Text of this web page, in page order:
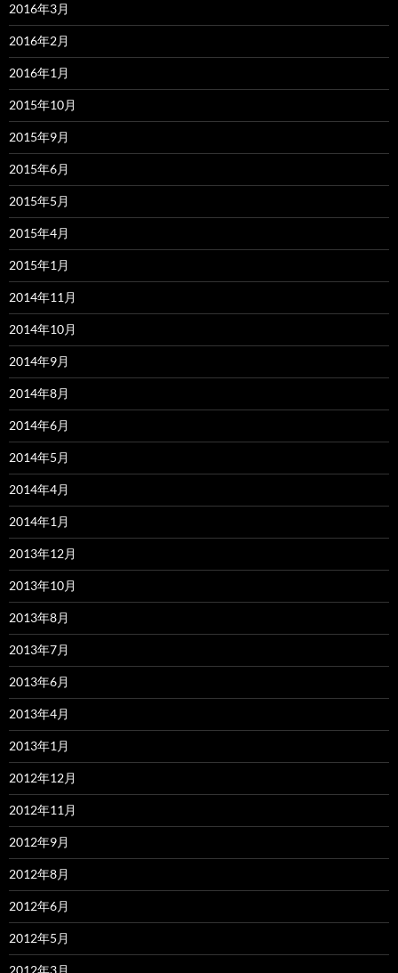
2016年3月
2016年2月
2016年1月
2015年10月
2015年9月
2015年6月
2015年5月
2015年4月
2015年1月
2014年11月
2014年10月
2014年9月
2014年8月
2014年6月
2014年5月
2014年4月
2014年1月
2013年12月
2013年10月
2013年8月
2013年7月
2013年6月
2013年4月
2013年1月
2012年12月
2012年11月
2012年9月
2012年8月
2012年6月
2012年5月